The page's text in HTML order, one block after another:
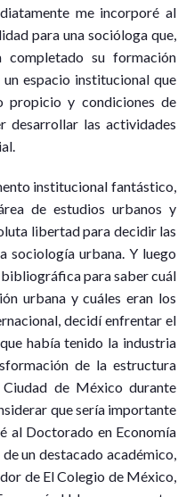
me incorporé al
para una socióloga que,
su formación
espacio institucional que
propicio y condiciones de
desarrollar las actividades
institucional fantástico,
de estudios urbanos y
libertad para decidir las
sociología urbana. Y luego
para saber cuál
urbana y cuáles eran los
decidí enfrentar el
había tenido la industria
de la estructura
de México durante
que sería importante
al Doctorado en Economía
un destacado académico,
de El Colegio de México,